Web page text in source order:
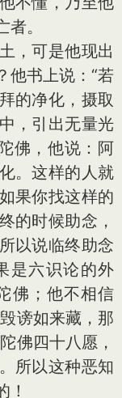
。
，可是他现出
他书上说：“若
的净化，摄取
，引出无量光
佛，他说：阿
。这样的人就
果你找这样的
的时候助念，
以说临终助念
是六识论的外
佛；他不相信
谤如来藏，那
佛四十八愿，
所以这种恶知
！